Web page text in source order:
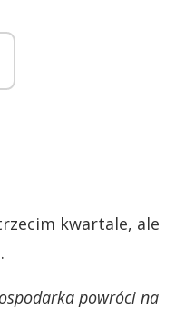
kwartale, ale
powróci na